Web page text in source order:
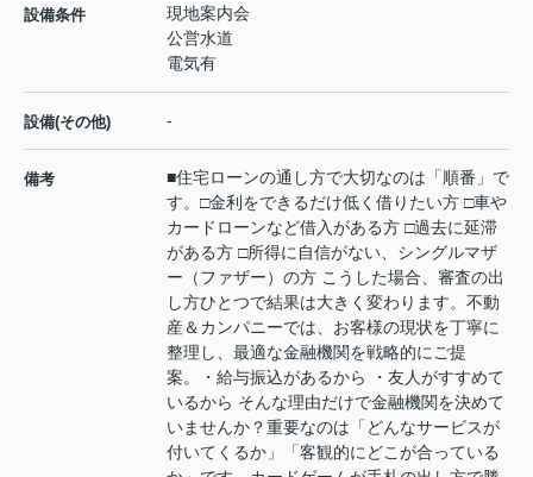
設備条件
現地案内会
公営水道
電気有
設備(その他) -
備考
■住宅ローンの通し方で大切なのは「順番」で
す。□金利をできるだけ低く借りたい方 □車や
カードローンなど借入がある方 □過去に延滞
がある方 □所得に自信がない、シングルマザ
ー（ファザー）の方 こうした場合、審査の出
し方ひとつで結果は大きく変わります。不動
産＆カンパニーでは、お客様の現状を丁寧に
整理し、最適な金融機関を戦略的にご提
案。・給与振込があるから ・友人がすすめて
いるから そんな理由だけで金融機関を決めて
いませんか？重要なのは「どんなサービスが
付いてくるか」「客観的にどこが合っている